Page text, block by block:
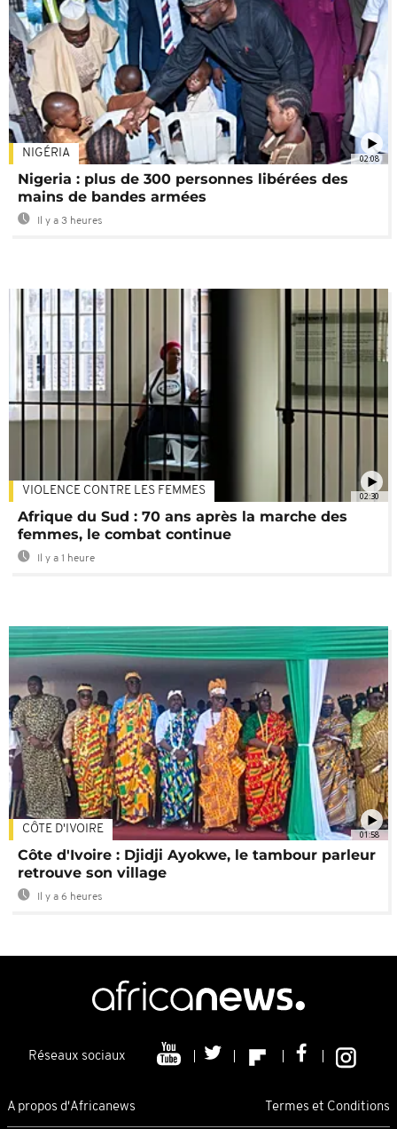
02:08
NIGÉRIA
Nigeria : plus de 300 personnes libérées des
mains de bandes armées
Il y a 3 heures
02:30
VIOLENCE CONTRE LES FEMMES
Afrique du Sud : 70 ans après la marche des
femmes, le combat continue
Il y a 1 heure
01:58
CÔTE D'IVOIRE
Côte d'Ivoire : Djidji Ayokwe, le tambour parleur
retrouve son village
Il y a 6 heures
Réseaux sociaux
A propos d'Africanews Termes et Conditions